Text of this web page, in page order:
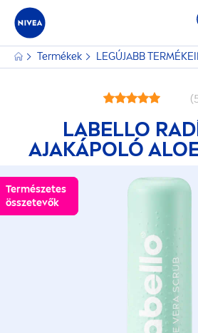
Termékek LEGÚJABB
LABELLO
AJAKÁPOLÓ
Természetes
összetevők
Természetes
összetevők